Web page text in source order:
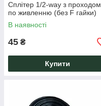
Сплітер 1/2-way з проходом
по живленню (без F гайки)
В наявності
45 ₴
Купити